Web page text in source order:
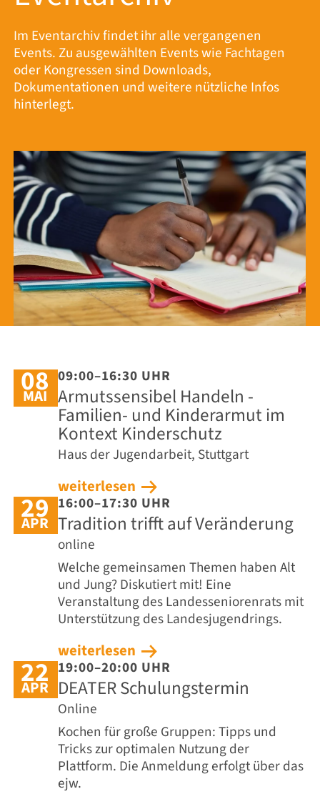
Im Eventarchiv findet ihr alle vergangenen
Events. Zu ausgewählten Events wie Fachtagen
oder Kongressen sind Downloads,
Dokumentationen und weitere nützliche Infos
hinterlegt.
08
MAI
09:00–16:30 UHR
Armutssensibel Handeln -
Familien- und Kinderarmut im
Kontext Kinderschutz
Haus der Jugendarbeit, Stuttgart
weiterlesen
29
APR
16:00–17:30 UHR
Tradition trifft auf Veränderung
online
Welche gemeinsamen Themen haben Alt
und Jung? Diskutiert mit! Eine
Veranstaltung des Landesseniorenrats mit
Unterstützung des Landesjugendrings.
weiterlesen
22
APR
19:00–20:00 UHR
DEATER Schulungstermin
Online
Kochen für große Gruppen: Tipps und
Tricks zur optimalen Nutzung der
Plattform. Die Anmeldung erfolgt über das
ejw.